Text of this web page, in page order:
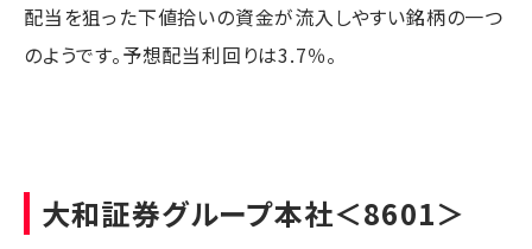
配当を狙った下値拾いの資金が流入しやすい銘柄の一つ
のようです。予想配当利回りは3.7％。
大和証券グループ本社＜8601＞